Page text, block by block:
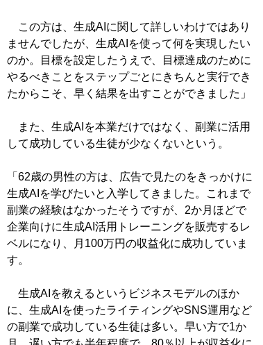
この方は、生成AIに関して詳しいわけではあり
ませんでしたが、生成AIを使って何を実現したい
のか。目標を設定したうえで、目標達成のために
やるべきことをステップごとにきちんと実行でき
たからこそ、早く結果を出すことができました」
また、生成AIを本業だけではなく、副業に活用
して成功している生徒が少なくないという。
「62歳の男性の方は、広告で見たのをきっかけに
生成AIを学びたいと入学してきました。これまで
副業の経験はなかったそうですが、2か月ほどで
企業向けに生成AI活用トレーニングを販売するレ
ベルになり、月100万円の収益化に成功していま
す。
生成AIを教えるというビジネスモデルのほか
に、生成AIを使ったライティングやSNS運用など
の副業で成功している生徒は多い。早い方で1か